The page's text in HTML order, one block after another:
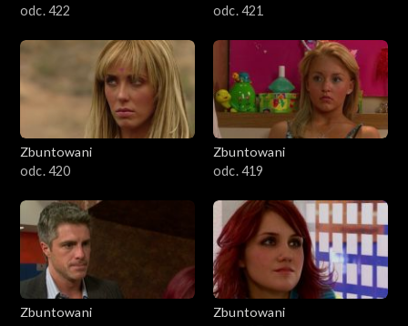
odc. 422
odc. 421
Zbuntowani
odc. 420
Zbuntowani
odc. 419
Zbuntowani
Zbuntowani